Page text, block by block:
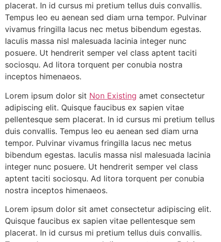
placerat. In id cursus mi pretium tellus duis convallis.
Tempus leo eu aenean sed diam urna tempor. Pulvinar
vivamus fringilla lacus nec metus bibendum egestas.
Iaculis massa nisl malesuada lacinia integer nunc
posuere. Ut hendrerit semper vel class aptent taciti
sociosqu. Ad litora torquent per conubia nostra
inceptos himenaeos.
Lorem ipsum dolor sit Non Existing amet consectetur
adipiscing elit. Quisque faucibus ex sapien vitae
pellentesque sem placerat. In id cursus mi pretium tellus
duis convallis. Tempus leo eu aenean sed diam urna
tempor. Pulvinar vivamus fringilla lacus nec metus
bibendum egestas. Iaculis massa nisl malesuada lacinia
integer nunc posuere. Ut hendrerit semper vel class
aptent taciti sociosqu. Ad litora torquent per conubia
nostra inceptos himenaeos.
Lorem ipsum dolor sit amet consectetur adipiscing elit.
Quisque faucibus ex sapien vitae pellentesque sem
placerat. In id cursus mi pretium tellus duis convallis.